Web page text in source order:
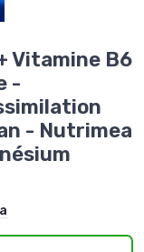
Vitamine B6
-
- Nutrimea